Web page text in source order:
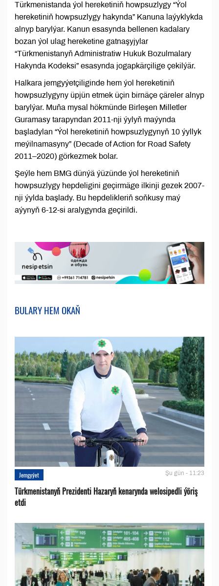
Türkmenistanda ýol hereketiniň howpsuzlygy “Ýol
hereketiniň howpsuzlygy hakynda” Kanuna laýyklykda
alnyp barylýar. Kanun esasynda bellenen kadalary
bozan ýol ulag hereketine gatnaşyjylar
“Türkmenistanyň Administratiw Hukuk Bozulmalary
Hakynda Kodeksi” esasynda jogapkärçilige çekilýär.
Halkara jemgyýetçiliginde hem ýol hereketiniň
howpsuzlygyny üpjün etmek üçin birnäçe çäreler alnyp
barylýar. Muňa mysal hökmünde Birleşen Milletler
Guramasy tarapyndan 2011-nji ýylyň maýynda
başladylan “Ýol hereketiniň howpsuzlygynyň 10 ýyllyk
meýilnamasyny” (Decade of Action for Road Safety
2011–2020) görkezmek bolar.
Şeýle hem BMG dünýä ýüzünde ýol hereketiniň
howpsuzlygy hepdeligini geçirmäge ilkinji gezek 2007-
nji ýylda başlady. Bu hepdelikleriň soňkusy maý
aýynyň 6-12-si aralygynda geçirildi.
BULARY HEM OKAŇ
Jemgyýet Şu gün - 11:23
Türkmenistanyň Prezidenti Hazaryň kenarynda welosipedli ýöriş
etdi